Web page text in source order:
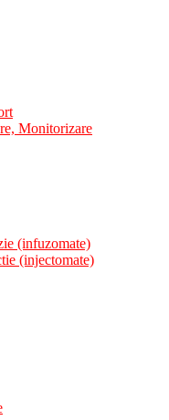
Monitorizare
(infuzomate)
(injectomate)